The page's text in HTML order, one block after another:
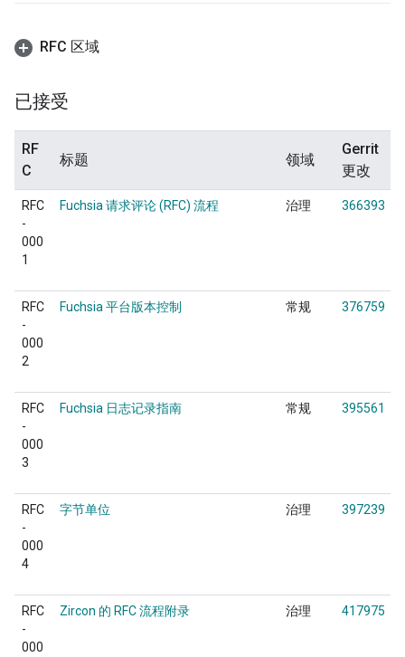
RFC 区域
已接受
RF
C
标题 领域
Gerrit
更改
RFC
-
000
1
Fuchsia 请求评论 (RFC) 流程 治理 366393
RFC
-
000
2
Fuchsia 平台版本控制 常规 376759
RFC
-
000
3
Fuchsia 日志记录指南 常规 395561
RFC
-
000
4
字节单位 治理 397239
RFC
-
000
Zircon 的 RFC 流程附录 治理 417975